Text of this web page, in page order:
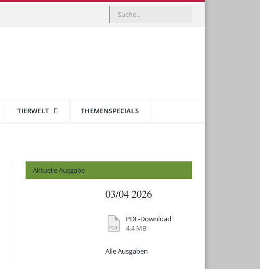
TIERWELT THEMENSPECIALS
Aktuelle Ausgabe
03/04 2026
PDF-Download
4.4 MB
Alle Ausgaben